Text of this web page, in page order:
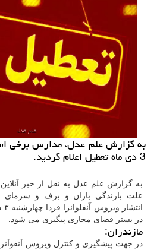
به گزارش علم عدل، مدارس برخی
3 دی ماه تعطیل اعلام گردید.
به گزارش علم عدل به نقل از خبر
علت بارندگی باران و برف و سرمای
در بستر فضای مجازی پیگیری می شود.
مازندران:
در جهت پیشگیری و کنترل ویروس